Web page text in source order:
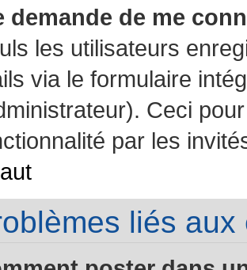
demande de me
les utilisateurs
via le formulaire
Ceci
par les
liés